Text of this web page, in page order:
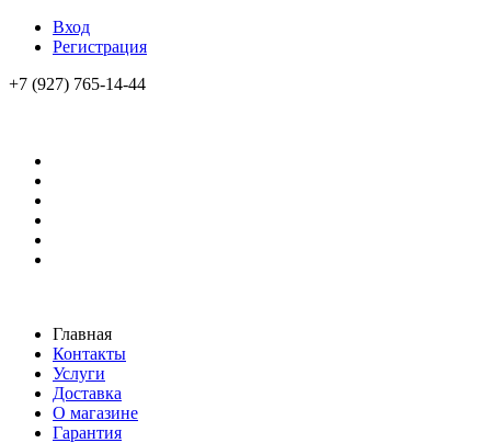
Вход
Регистрация
+7 (927) 765-14-44
Главная
Контакты
Услуги
Доставка
О магазине
Гарантия